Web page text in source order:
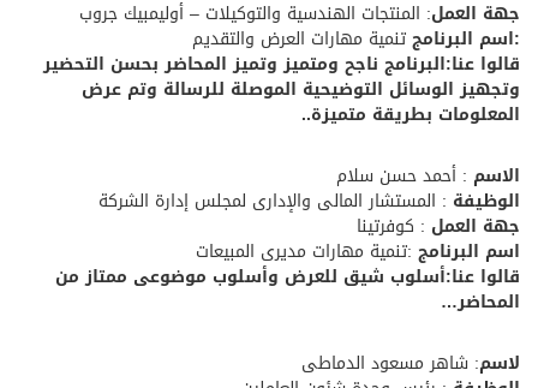
جهة العمل: المنتجات الهندسية والتوكيلات – أوليمبيك جروب
:اسم البرنامجتنمية مهارات العرض والتقديم
قالوا عنا:البرنامج ناجح ومتميز وتميز المحاضر بحسن التحضير
وتجهيز الوسائل التوضيحية الموصلة للرسالة وتم عرض
المعلومات بطريقة متميزة..
الاسم : أحمد حسن سلام
الوظيفة : المستشار المالى والإدارى لمجلس إدارة الشركة
جهة العمل : كوفرتينا
اسم البرنامج :تنمية مهارات مديرى المبيعات
قالوا عنا:أسلوب شيق للعرض وأسلوب موضوعى ممتاز من
المحاضر…
لاسم: شاهر مسعود الدماطى